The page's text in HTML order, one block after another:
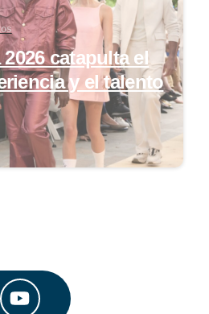
catapulta el
y el talento